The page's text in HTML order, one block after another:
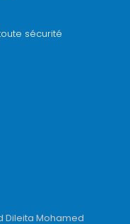
sécurité
Dileita Mohamed